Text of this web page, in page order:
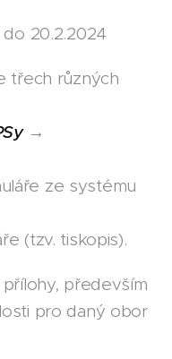
20.2.2024
třech různých
→
ze systému
(tzv. tiskopis).
především
pro daný obor